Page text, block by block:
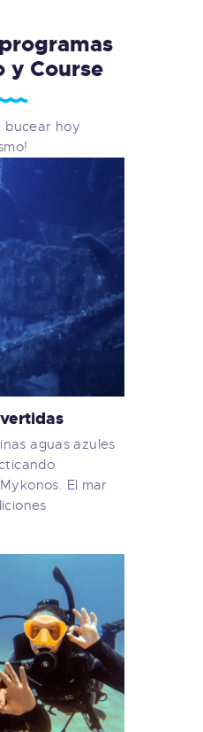
y Course
bucear hoy
aguas azules
El mar